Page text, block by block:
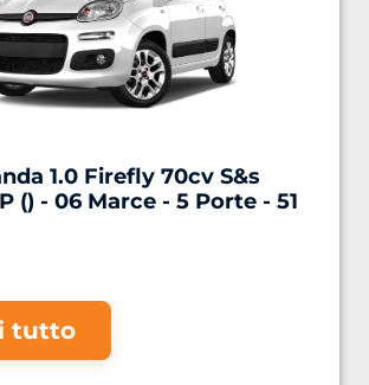
1.0 Firefly 70cv S&s
() - 06 Marce - 5 Porte - 51
tutto